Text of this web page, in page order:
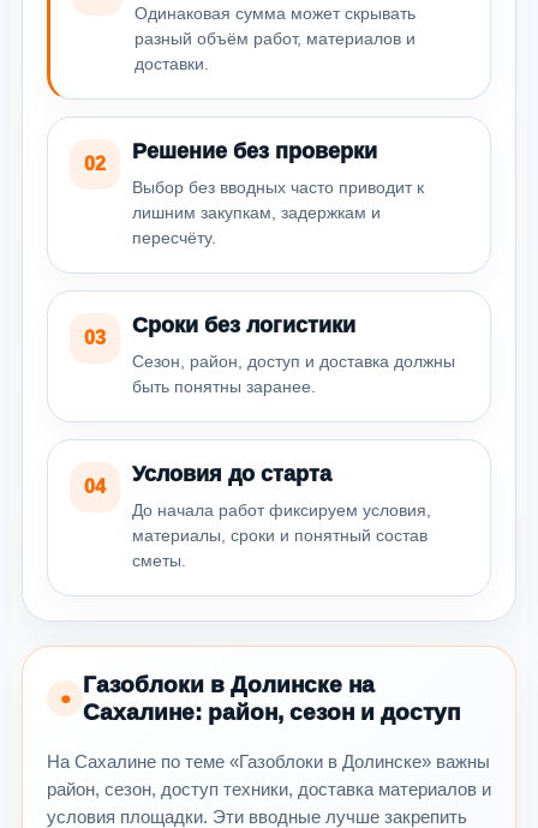
Одинаковая сумма может скрывать
разный объём работ, материалов и
доставки.
02
Решение без проверки
Выбор без вводных часто приводит к
лишним закупкам, задержкам и
пересчёту.
03
Сроки без логистики
Сезон, район, доступ и доставка должны
быть понятны заранее.
04
Условия до старта
До начала работ фиксируем условия,
материалы, сроки и понятный состав
сметы.
●
Газоблоки в Долинске на
Сахалине: район, сезон и доступ
На Сахалине по теме «Газоблоки в Долинске» важны
район, сезон, доступ техники, доставка материалов и
условия площадки. Эти вводные лучше закрепить